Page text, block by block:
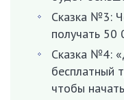
Сказка №3:
получать 50
Сказка №4:
бесплатный
чтобы